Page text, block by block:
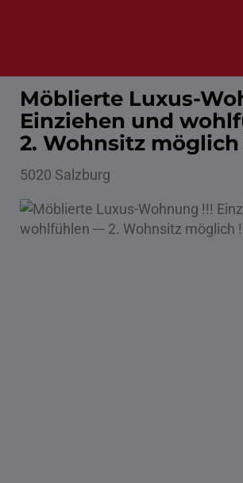
Möblierte Luxus-
Einziehen und
2. Wohnsitz möglich
5020 Salzburg